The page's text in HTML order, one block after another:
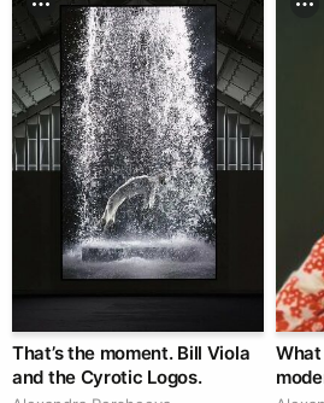
That’s the moment. Bill Viola
and the Cyrotic Logos.